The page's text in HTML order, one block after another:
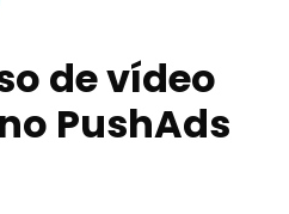
de vídeo
PushAds